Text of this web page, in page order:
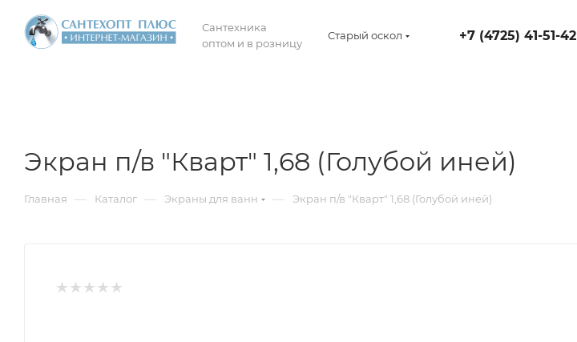
Сантехника
оптом и в розницу
Старый оскол +7 (4725) 41-51-42
Экран п/в "Кварт" 1,68 (Голубой иней)
Главная — Каталог — Экраны для ванн — Экран п/в "Кварт" 1,68 (Голубой иней)